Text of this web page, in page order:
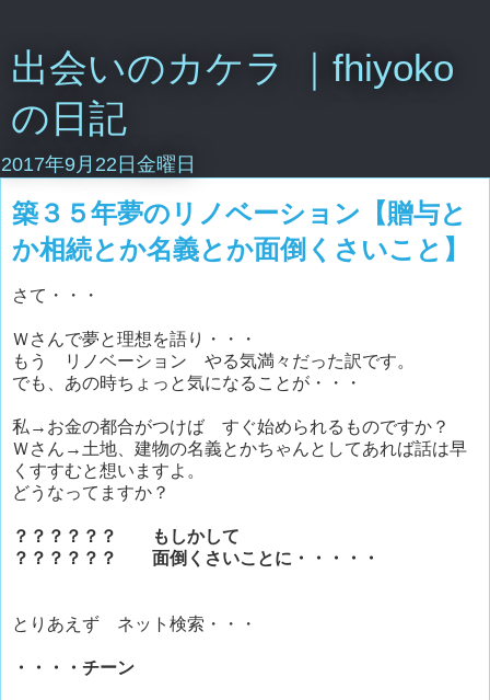
出会いのカケラ ｜fhiyoko
の日記
2017年9月22日金曜日
築３５年夢のリノベーション【贈与と
か相続とか名義とか面倒くさいこと】
さて・・・
Ｗさんで夢と理想を語り・・・
もう リノベーション やる気満々だった訳です。
でも、あの時ちょっと気になることが・・・
私→お金の都合がつけば すぐ始められるものですか？
Ｗさん→土地、建物の名義とかちゃんとしてあれば話は早
くすすむと想いますよ。
どうなってますか？
？？？？？？ もしかして
？？？？？？ 面倒くさいことに・・・・・
とりあえず ネット検索・・・
・・・・チーン